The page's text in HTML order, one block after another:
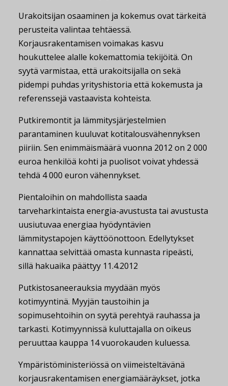
Urakoitsijan osaaminen ja kokemus ovat tärkeitä
perusteita valintaa tehtäessä.
Korjausrakentamisen voimakas kasvu
houkuttelee alalle kokemattomia tekijöitä. On
syytä varmistaa, että urakoitsijalla on sekä
pidempi puhdas yrityshistoria että kokemusta ja
referenssejä vastaavista kohteista.
Putkiremontit ja lämmitysjärjestelmien
parantaminen kuuluvat kotitalousvähennyksen
piiriin. Sen enimmäismäärä vuonna 2012 on 2 000
euroa henkilöä kohti ja puolisot voivat yhdessä
tehdä 4 000 euron vähennykset.
Pientaloihin on mahdollista saada
tarveharkintaista energia-avustusta tai avustusta
uusiutuvaa energiaa hyödyntävien
lämmitystapojen käyttöönottoon. Edellytykset
kannattaa selvittää omasta kunnasta ripeästi,
sillä hakuaika päättyy 11.4.2012
Putkistosaneerauksia myydään myös
kotimyyntinä. Myyjän taustoihin ja
sopimusehtoihin on syytä perehtyä rauhassa ja
tarkasti. Kotimyynnissä kuluttajalla on oikeus
peruuttaa kauppa 14 vuorokauden kuluessa.
Ympäristöministeriössä on viimeisteltävänä
korjausrakentamisen energiamääräykset, jotka